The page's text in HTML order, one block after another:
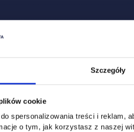
Szczegóły
cookie
spersonalizowania treści i reklam,
o tym, jak korzystasz z naszej